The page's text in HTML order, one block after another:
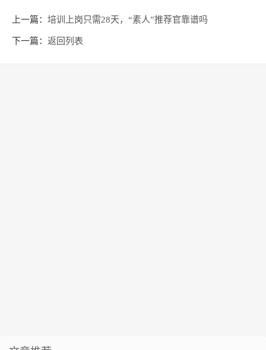
上一篇： 培训上岗只需28天，“素人”推荐官靠谱吗
下一篇： 返回列表